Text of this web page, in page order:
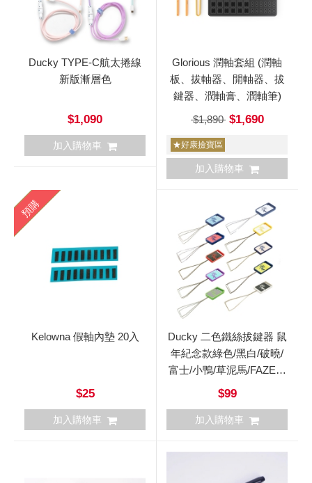
Ducky TYPE-C航太捲線
新版漸層色
$1,090
加入購物車
Glorious 潤軸套組 (潤軸
板、拔軸器、開軸器、拔
鍵器、潤軸膏、潤軸筆)
$1,890$1,690
★好康撿寶區
加入購物車
預購
Kelowna 假軸內墊 20入
$25
加入購物車
Ducky 二色鐵絲拔鍵器 鼠
年紀念款綠色/黑白/破曉/
富士/小鴨/草泥馬/FAZE黑
紅/海波浪/紅藍/龍年
$99
加入購物車